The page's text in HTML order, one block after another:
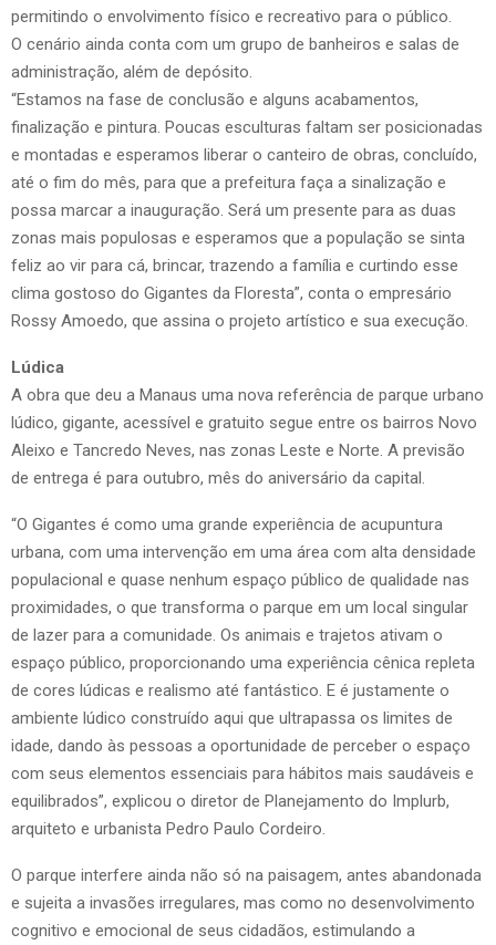
permitindo o envolvimento físico e recreativo para o público.
O cenário ainda conta com um grupo de banheiros e salas de
administração, além de depósito.
“Estamos na fase de conclusão e alguns acabamentos,
finalização e pintura. Poucas esculturas faltam ser posicionadas
e montadas e esperamos liberar o canteiro de obras, concluído,
até o fim do mês, para que a prefeitura faça a sinalização e
possa marcar a inauguração. Será um presente para as duas
zonas mais populosas e esperamos que a população se sinta
feliz ao vir para cá, brincar, trazendo a família e curtindo esse
clima gostoso do Gigantes da Floresta”, conta o empresário
Rossy Amoedo, que assina o projeto artístico e sua execução.
Lúdica
A obra que deu a Manaus uma nova referência de parque urbano
lúdico, gigante, acessível e gratuito segue entre os bairros Novo
Aleixo e Tancredo Neves, nas zonas Leste e Norte. A previsão
de entrega é para outubro, mês do aniversário da capital.
“O Gigantes é como uma grande experiência de acupuntura
urbana, com uma intervenção em uma área com alta densidade
populacional e quase nenhum espaço público de qualidade nas
proximidades, o que transforma o parque em um local singular
de lazer para a comunidade. Os animais e trajetos ativam o
espaço público, proporcionando uma experiência cênica repleta
de cores lúdicas e realismo até fantástico. E é justamente o
ambiente lúdico construído aqui que ultrapassa os limites de
idade, dando às pessoas a oportunidade de perceber o espaço
com seus elementos essenciais para hábitos mais saudáveis e
equilibrados”, explicou o diretor de Planejamento do Implurb,
arquiteto e urbanista Pedro Paulo Cordeiro.
O parque interfere ainda não só na paisagem, antes abandonada
e sujeita a invasões irregulares, mas como no desenvolvimento
cognitivo e emocional de seus cidadãos, estimulando a